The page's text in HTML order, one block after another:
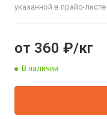
указанной в прайс-листе
от 360 ₽/кг
В наличии